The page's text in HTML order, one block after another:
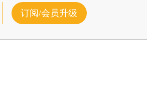
订阅/会员升级